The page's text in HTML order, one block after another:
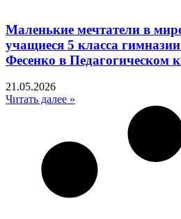
Маленькие мечтатели в
учащиеся 5 класса
Фесенко в Педагогическом
21.05.2026
Читать далее »